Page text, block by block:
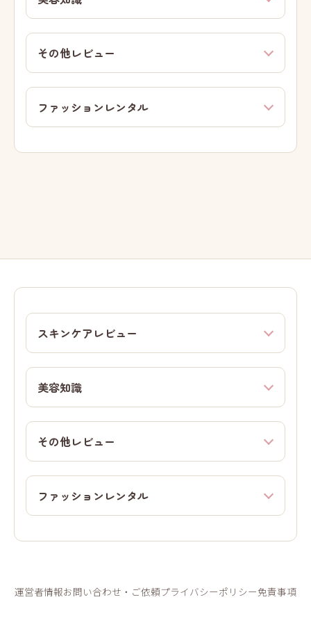
その他レビュー
ファッションレンタル
スキンケアレビュー
美容知識
その他レビュー
ファッションレンタル
運営者情報お問い合わせ・ご依頼プライバシーポリシー免責事項